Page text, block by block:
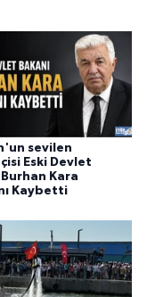
sevilen
Eski Devlet
Burhan Kara
Kaybetti